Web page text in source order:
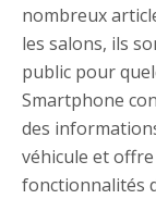
nombreux
les salons, ils
public pour
Smartphone
des
véhicule et
fonctionnalités